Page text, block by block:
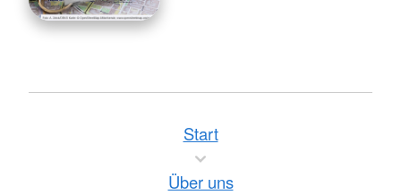
Start
Über uns